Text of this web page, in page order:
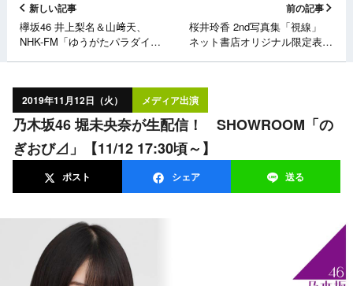
新しい記事
欅坂46 井上梨名＆山﨑天、
NHK-FM「ゆうがたパラダイ
前の記事
桜井玲香 2nd写真集「視線」
ネット書店オリジナル限定表紙
2019年11月12日（火） メディア出演
乃木坂46 堀未央奈が生配信！ SHOWROOM「の
ぎおび⊿」【11/12 17:30頃～】
ポスト シェア 送る